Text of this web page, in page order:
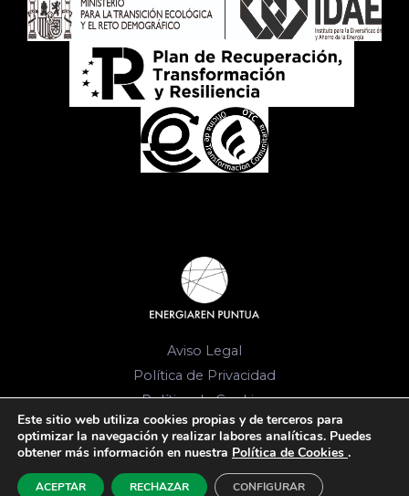
Aviso Legal
Política de Privacidad
Política de Cookies
© 2026 Energia-komunitateen Bulegoa. Todos
los derechos reservados.
Este sitio web utiliza cookies propias y de terceros para
optimizar la navegación y realizar labores analíticas. Puedes
obtener más información en nuestra Política de Cookies .
ACEPTAR RECHAZAR CONFIGURAR